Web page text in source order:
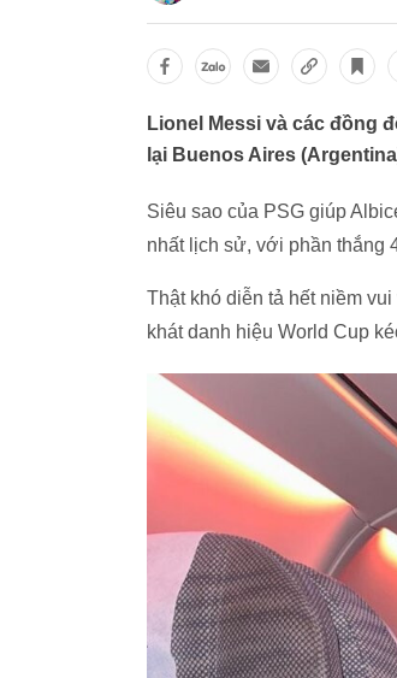
Lionel Messi và các đồng
lại Buenos Aires
Siêu sao của PSG giúp
nhất lịch sử, với phần thắng
Thật khó diễn tả hết niềm
khát danh hiệu World Cup